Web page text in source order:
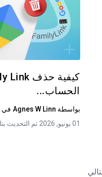
هذه المقالة
فيسبوك
الحساب...
بواسطة Agnes W Linn في
01 يونيو, 2026 تم التحديث بتاريخ